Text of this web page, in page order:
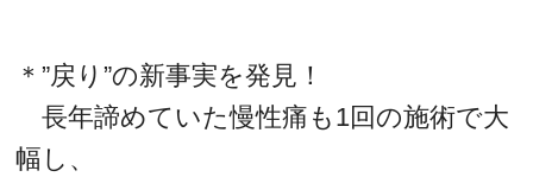
＊”戻り”の新事実を発見！
長年諦めていた慢性痛も1回の施術で大
幅し、